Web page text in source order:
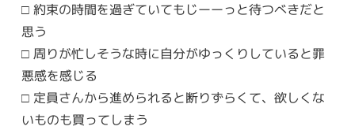
□ 約束の時間を過ぎていてもじーーっと待つべきだと
思う
□ 周りが忙しそうな時に自分がゆっくりしていると罪
悪感を感じる
□ 定員さんから進められると断りずらくて、欲しくな
いものも買ってしまう